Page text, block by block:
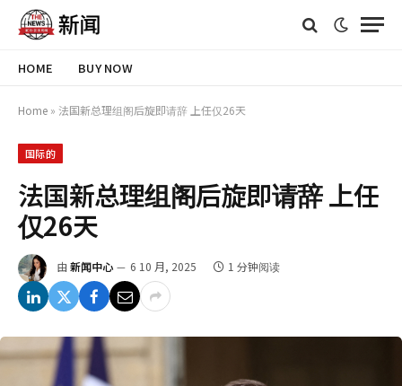
HOME BUY NOW
Home » 法国新总理组阁后旋即请辞 上任仅26天
国际的
法国新总理组阁后旋即请辞 上任
仅26天
由 新闻中心 6 10 月, 2025 1 分钟阅读